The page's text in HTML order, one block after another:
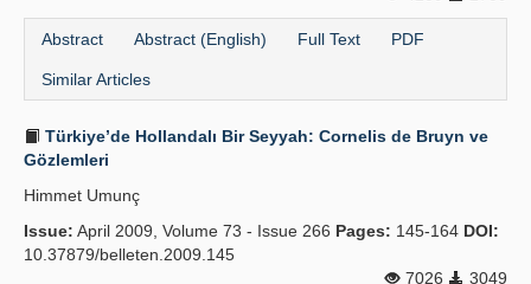
Abstract Abstract (English) Full Text PDF
Similar Articles
Türkiye’de Hollandalı Bir Seyyah: Cornelis de Bruyn ve
Gözlemleri
Himmet Umunç
Issue: April 2009, Volume 73 - Issue 266 Pages: 145-164 DOI:
10.37879/belleten.2009.145
7026
3049